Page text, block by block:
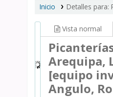
Inicio Detalles para:
Vista normal
Arequipa,
[equipo
Angulo,